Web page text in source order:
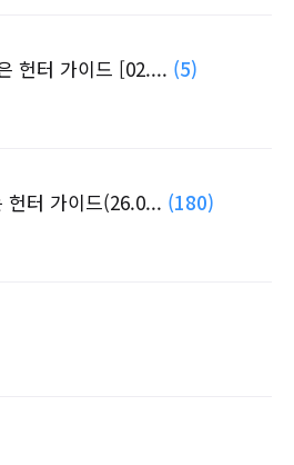
헌터 가이드 [02.... (5)
헌터 가이드(26.0... (180)